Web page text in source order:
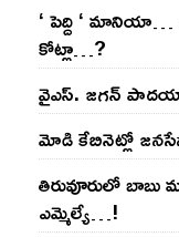
‘ పెద్ది ‘ మానియా…
కోట్లా…?
వైఎస్‌. జ‌గ‌న్
మోడి కేబినెట్లో
తిరువూరులో
ఎమ్మెల్యే…!